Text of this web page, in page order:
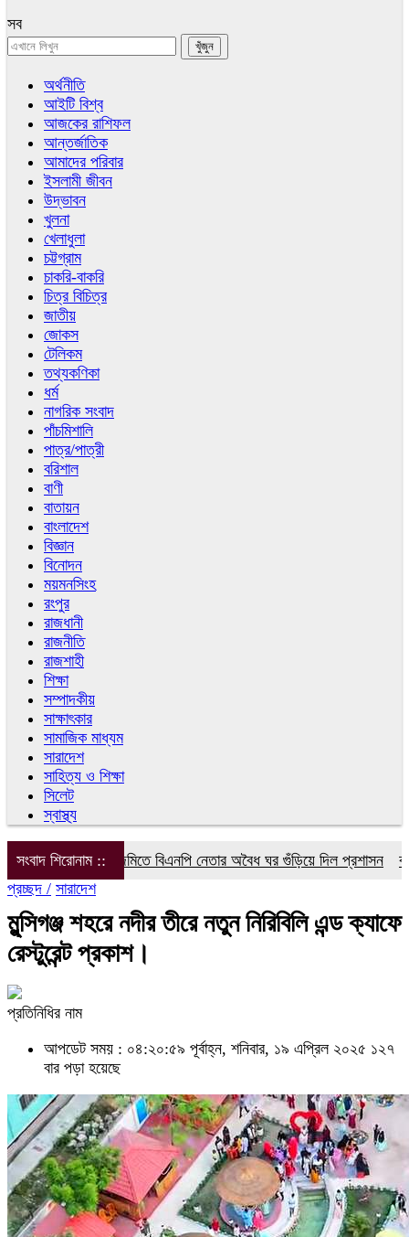
সব
অর্থনীতি
আইটি বিশ্ব
আজকের রাশিফল
আন্তর্জাতিক
আমাদের পরিবার
ইসলামী জীবন
উদ্ভাবন
খুলনা
খেলাধুলা
চট্টগ্রাম
চাকরি-বাকরি
চিত্র বিচিত্র
জাতীয়
জোকস
টেলিকম
তথ্যকণিকা
ধর্ম
নাগরিক সংবাদ
পাঁচমিশালি
পাত্র/পাত্রী
বরিশাল
বাণী
বাতায়ন
বাংলাদেশ
বিজ্ঞান
বিনোদন
ময়মনসিংহ
রংপুর
রাজধানী
রাজনীতি
রাজশাহী
শিক্ষা
সম্পাদকীয়
সাক্ষাৎকার
সামাজিক মাধ্যম
সারাদেশ
সাহিত্য ও শিক্ষা
সিলেট
স্বাস্থ্য
সংবাদ শিরোনাম ::
জমিতে বিএনপি নেতার অবৈধ ঘর গুঁড়িয়ে দিল প্রশাসন
বরগুনা’র
প্রচ্ছদ / সারাদেশ
মুন্সিগঞ্জ শহরে নদীর তীরে নতুন নিরিবিলি এন্ড ক্যাফে
রেস্টুরেন্ট প্রকাশ।
প্রতিনিধির নাম
আপডেট সময় : ০৪:২০:৫৯ পূর্বাহ্ন, শনিবার, ১৯ এপ্রিল ২০২৫ ১২৭
বার পড়া হয়েছে